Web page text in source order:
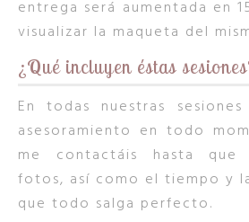
entrega será aumentada en
visualizar la maqueta del
¿Qué incluyen éstas
En todas nuestras
asesoramiento en todo
me contactáis hasta que
fotos, así como el tiempo y
que todo salga perfecto.